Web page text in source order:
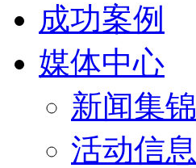
成功案例
媒体中心
新闻集锦
活动信息